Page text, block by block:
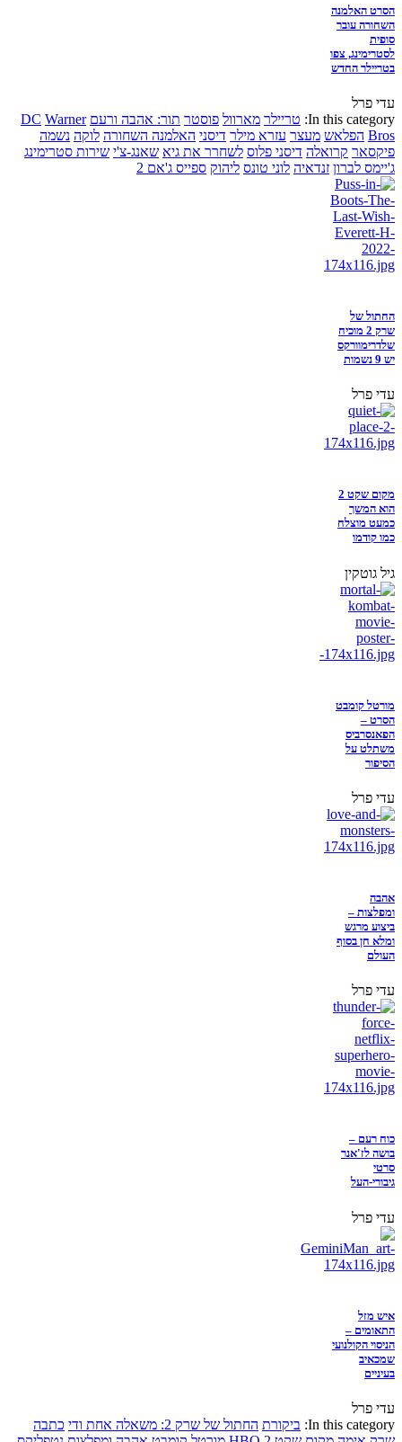
הסרט האלמנה
השחורה עובר
סופית
לסטרימינג, צפו
בטריילר החדש
עדי פרל
In this category: טריילר מארוול פוסטר תור: אהבה ורעם DC Warner
Bros הפלאש מעצר עזרא מילר דיסני האלמנה השחורה לוקה נשמה
פיקסאר קרואלה דיסני פלוס לשחרר את גיא שאנג-צ'י שירות סטרימינג
ג'יימס לברון זנדאיה לוני טונס ליהוק ספייס ג'אם 2
החתול של
שרק 2 מוכיח
שלדרימוורקס
יש 9 נשמות
עדי פרל
מקום שקט 2
הוא המשך
כמעט מוצלח
כמו קודמו
גיל גוטקין
מורטל קומבט
הסרט –
הפאנסרביס
משתלט על
הסיפור
עדי פרל
אהבה
ומפלצות –
ביצוע מרגש
ומלא חן בסוף
העולם
עדי פרל
כוח רעם –
בושה לז'אנר
סרטי
גיבורי-העל
עדי פרל
איש מזל
התאומים –
הניסוי הקולנועי
שמכאיב
בעיניים
עדי פרל
In this category: ביקורת החתול של שרק 2: משאלה אחת ודי
כתבה